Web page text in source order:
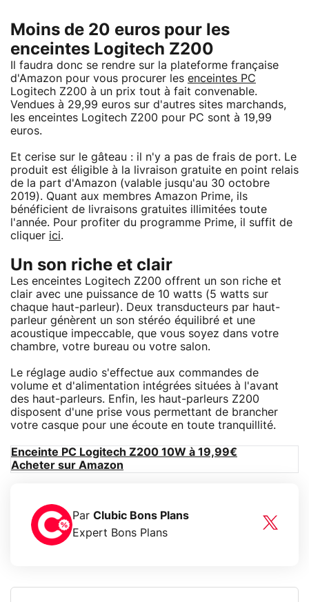
Moins de 20 euros pour les
enceintes Logitech Z200
Il faudra donc se rendre sur la plateforme française
d'Amazon pour vous procurer les enceintes PC
Logitech Z200 à un prix tout à fait convenable.
Vendues à 29,99 euros sur d'autres sites marchands,
les enceintes Logitech Z200 pour PC sont à 19,99
euros.
Et cerise sur le gâteau : il n'y a pas de frais de port. Le
produit est éligible à la livraison gratuite en point relais
de la part d'Amazon (valable jusqu'au 30 octobre
2019). Quant aux membres Amazon Prime, ils
bénéficient de livraisons gratuites illimitées toute
l'année. Pour profiter du programme Prime, il suffit de
cliquer ici.
Un son riche et clair
Les enceintes Logitech Z200 offrent un son riche et
clair avec une puissance de 10 watts (5 watts sur
chaque haut-parleur). Deux transducteurs par haut-
parleur génèrent un son stéréo équilibré et une
acoustique impeccable, que vous soyez dans votre
chambre, votre bureau ou votre salon.
Le réglage audio s'effectue aux commandes de
volume et d'alimentation intégrées situées à l'avant
des haut-parleurs. Enfin, les haut-parleurs Z200
disposent d'une prise vous permettant de brancher
votre casque pour une écoute en toute tranquillité.
Enceinte PC Logitech Z200 10W à 19,99€
Acheter sur Amazon
Par Clubic Bons Plans
Expert Bons Plans